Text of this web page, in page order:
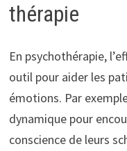
thérapie
En psychothérapie,
outil pour aider les
émotions. Par
dynamique pour
conscience de leurs